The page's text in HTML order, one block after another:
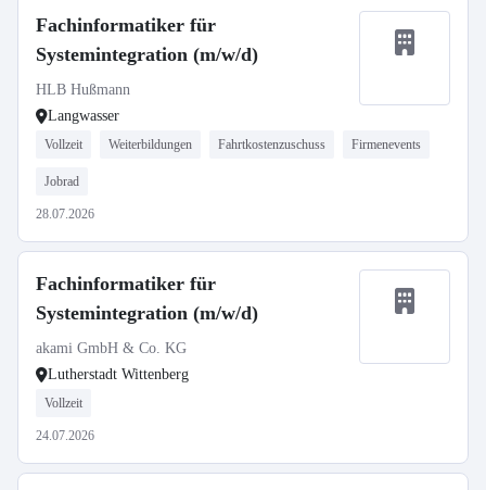
Fachinformatiker für
Systemintegration (m/w/d)
HLB Hußmann
Langwasser
Vollzeit Weiterbildungen Fahrtkostenzuschuss Firmenevents
Jobrad
28.07.2026
Fachinformatiker für
Systemintegration (m/w/d)
akami GmbH & Co. KG
Lutherstadt Wittenberg
Vollzeit
24.07.2026